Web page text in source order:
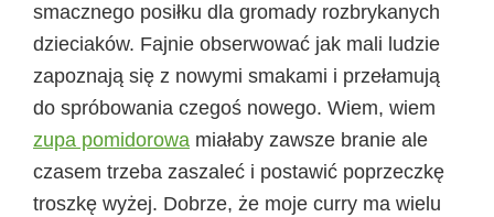
smacznego posiłku dla gromady rozbrykanych
dzieciaków. Fajnie obserwować jak mali ludzie
zapoznają się z nowymi smakami i przełamują
do spróbowania czegoś nowego. Wiem, wiem
zupa pomidorowa miałaby zawsze branie ale
czasem trzeba zaszaleć i postawić poprzeczkę
troszkę wyżej. Dobrze, że moje curry ma wielu